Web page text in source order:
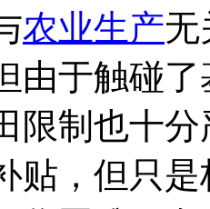
农业生产无
由于触碰
限制也十
贴，但只